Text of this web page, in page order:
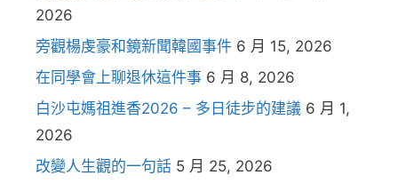
2026
旁觀楊虔豪和鏡新聞韓國事件 6 月 15, 2026
在同學會上聊退休這件事 6 月 8, 2026
白沙屯媽祖進香2026 – 多日徒步的建議 6 月 1,
2026
改變人生觀的一句話 5 月 25, 2026